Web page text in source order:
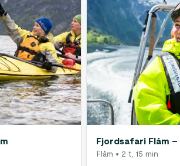
Fjordsafari Flåm –
Flåm • 2 t, 15 min